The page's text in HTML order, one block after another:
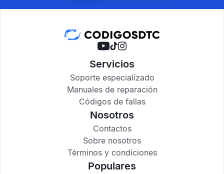
Servicios
Soporte especializado
Manuales de reparación
Códigos de fallas
Nosotros
Contactos
Sobre nosotros
Términos y condiciones
Populares